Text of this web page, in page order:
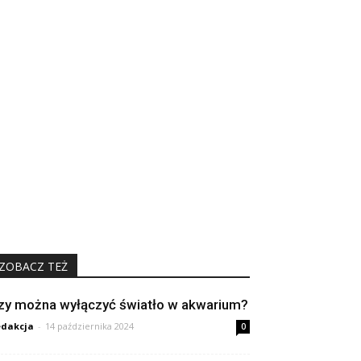
TEŻ
można wyłączyć światło w akwarium?
- 14 października 2024 0